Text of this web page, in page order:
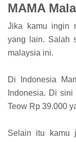
MAMA
Jika kamu ingin
yang lain. Salah
malaysia ini.
Di Indonesia
Indonesia. Di
Teow Rp 39.000
Selain itu kamu